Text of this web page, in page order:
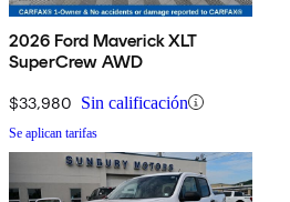
2026 Ford Maverick XLT
SuperCrew AWD
$33,980 Sin calificación
Se aplican tarifas